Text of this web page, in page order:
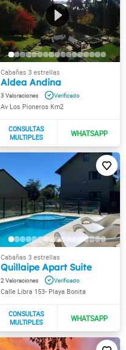
Aldea Andina
3
Av Los Pioneros Km2
Quillaipe Apart Suite
2
Calle Libra 153- Playa Bonita